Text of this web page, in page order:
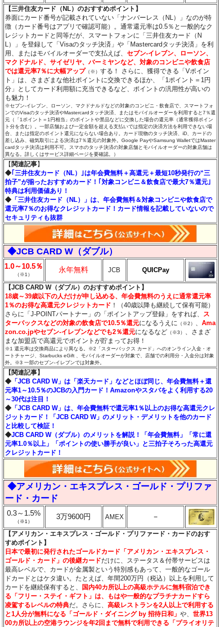
【三井住友カード（NL）のおすすめポイント】
券面にカード番号が記載されていない「ナンバーレス（NL）」なのが特
徴（カード番号はアプリで確認可能）。通常還元率は0.5％と一般的なク
レジットカードと同等だが、スマートフォンに「三井住友カード（N
L）」を登録して「Visaのタッチ決済」や「Mastercardタッチ決済」を利
用、またはモバイルオーダーで支払えば、セブン‐イレブン、ローソン、
マクドナルド、サイゼリヤ、バーミヤンなど、対象のコンビニや飲食店
では還元率7％に大幅アップ （※）する！ さらに、獲得できる「Vポイン
ト」は、さまざまな他社ポイントに交換できるほか、「1ポイント＝1円
分」としてカード利用額に充当できるなど、ポイントの汎用性が高いの
も魅力！
※セブン‐イレブン、ローソン、マクドナルドなどの対象のコンビニ・飲食店で、スマートフォ
ンでのVisaのタッチ決済やMastercardタッチ決済、またはモバイルオーダーを利用すると7％還
元（「1ポイント＝1円相当」のポイントや景品などに交換した場合の還元率（通常獲得ポイン
ト分を含む）。一部店舗および一定金額を超える支払いでは指定の決済方法を利用できない場
合、または指定のポイント還元にならない場合あり。カード現物のタッチ決済、iD、カードの
差し込み、磁気取引による決済は7％還元の対象外。Google PayやSamsung WalletではMaster
cardタッチ決済は利用不可。スマホのタッチ決済の対象店舗とモバイルオーダーの対象店舗は
異なる。詳しくはサービス詳細ページを要確認。）
【関連記事】
◆ ｢三井住友カード（NL）｣は年会費無料＋高還元＋最短10秒発行の“三
拍子”が揃ったおすすめカード！｢対象コンビニ＆飲食店で最大7％還元｣
特典は利用価値あり！
◆ 「三井住友カード（NL）」は、年会費無料＆対象コンビニや飲食店で
還元率7％のお得なクレジットカード！カード情報を記載していないので
セキュリティも抜群
◆JCB CARD W（ダブル）
1.0～10.5％
（※1）
永年無料 JCB QUICPay
【JCB CARD W（ダブル）のおすすめポイント】
18歳～39歳以下の人だけが申し込める、年会費無料のうえに通常還元率
1％のお得な高還元クレジットカード ！（40歳以降も継続して保有可能）
さらに「J-POINTパートナー」の「ポイントアップ登録」をすれば、
ス
ターバックスなどの対象の飲食店で10.5％還元になるうえに （※2） 、Ama
zon.co.jpやセブン‐イレブンなどでも2％還元になるなど （※3）
、さまざ
まな加盟店で高還元でポイントが貯まってお得！
※1 還元率は交換商品により異なる。※2「スターバックス カード」へのオンライン入金・オ
ートチャージ、Starbucks eGift 、モバイルオーダーが対象で、店舗での利用分・入金分は対象
外。※3 一部のセブン‐イレブンでは対象外。
【関連記事】
◆ 「JCB CARD W」は「楽天カード」などとほぼ同じ、年会費無料＋還
元率1～10.5％のJCBの入門カード！Amazonやスタバをよく利用する20
～30代は注目！
◆ 「JCB CARD W」は、年会費無料で還元率1％以上のお得な高還元クレ
ジットカード！「JCB CARD W」のメリット・デメリットを他のカード
と比較して検証！
◆JCB CARD W（ダブル）のメリットを解説！「年会費無料」「常に還
元率1.0％以上」「ポイントの使い勝手が良い」と三拍子そろった高還元
クレジットカード！
◆アメリカン・エキスプレス・ゴールド・プリファ
ード・カード
0.3～1.5%
（※1）
3万9600円 AMEX －
【アメリカン・エキスプレス・ゴールド・プリファード・カードのおす
すめポイント】
日本で最初に発行されたゴールドカード「アメリカン・エキスプレス・
ゴールド・カード」の後継カードだけに、ステータス＆付帯サービスは
最高レベルで、カードが金属製という特別感もあって、一般的なゴール
ドカードとはケタ違い。たとえば、年間200万円（税込）以上を利用して
カードを継続保有すると、 国内40カ所以上の高級ホテルに無料宿泊でき
る「フリー・ステイ・ギフト」は、もはや一般的なプラチナカードすら
凌駕するレベルの特典だ。さらに、高級レストランを2人以上で利用する
と1人分が無料になる「ゴールド・ダイニング by 招待日和」や、世界13
00カ所以上の空港ラウンジを年2回まで無料で利用できる「プライオリテ